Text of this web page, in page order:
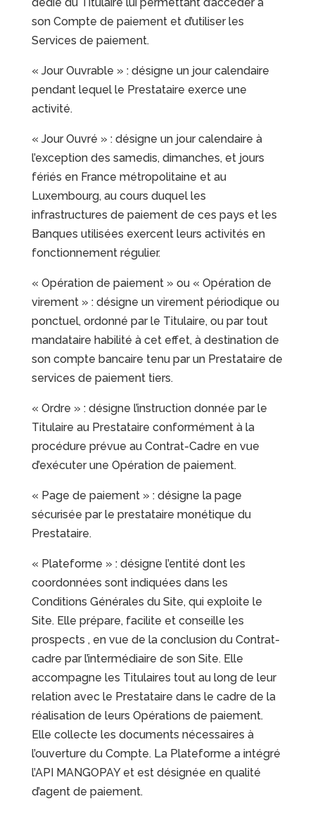
son Compte de paiement et d’utiliser les
Services de paiement.
« Jour Ouvrable » : désigne un jour calendaire
pendant lequel le Prestataire exerce une
activité.
« Jour Ouvré » : désigne un jour calendaire à
l’exception des samedis, dimanches, et jours
fériés en France métropolitaine et au
Luxembourg, au cours duquel les
infrastructures de paiement de ces pays et les
Banques utilisées exercent leurs activités en
fonctionnement régulier.
« Opération de paiement » ou « Opération de
virement » : désigne un virement périodique ou
ponctuel, ordonné par le Titulaire, ou par tout
mandataire habilité à cet effet, à destination de
son compte bancaire tenu par un Prestataire de
services de paiement tiers.
« Ordre » : désigne l’instruction donnée par le
Titulaire au Prestataire conformément à la
procédure prévue au Contrat-Cadre en vue
d’exécuter une Opération de paiement.
« Page de paiement » : désigne la page
sécurisée par le prestataire monétique du
Prestataire.
« Plateforme » : désigne l’entité dont les
coordonnées sont indiquées dans les
Conditions Générales du Site, qui exploite le
Site. Elle prépare, facilite et conseille les
prospects , en vue de la conclusion du Contrat-
cadre par l’intermédiaire de son Site. Elle
accompagne les Titulaires tout au long de leur
relation avec le Prestataire dans le cadre de la
réalisation de leurs Opérations de paiement.
Elle collecte les documents nécessaires à
l’ouverture du Compte. La Plateforme a intégré
l’API MANGOPAY et est désignée en qualité
d’agent de paiement.